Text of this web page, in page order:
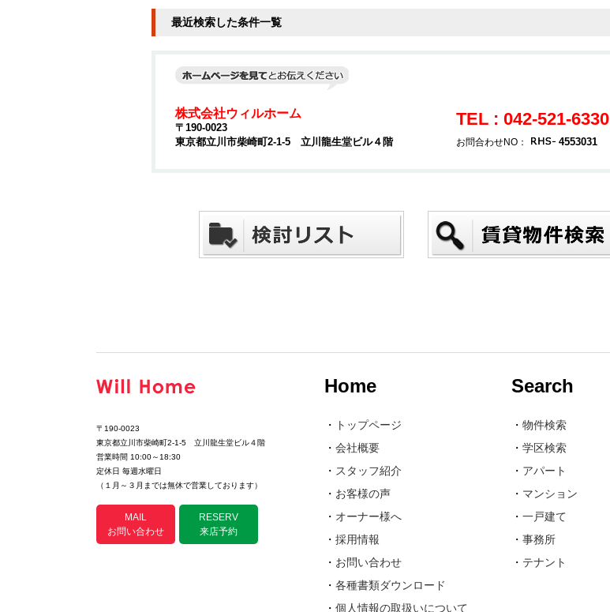
最近検索した条件一覧
株式会社ウィルホーム
〒190-0023
東京都立川市柴崎町2-1-5 立川龍生堂ビル４階
TEL : 042-521-6330
お問合わせNO： 4553031
〒190-0023
東京都立川市柴崎町2-1-5 立川龍生堂ビル４階
営業時間 10:00～18:30
定休日 毎週水曜日
（１月～３月までは無休で営業しております）
MAIL
お問い合わせ
RESERV
来店予約
Home
・
トップページ
・ 会社概要
・ スタッフ紹介
・ お客様の声
・ オーナー様へ
・ 採用情報
・ お問い合わせ
・ 各種書類ダウンロード
・ 個人情報の取扱いについて
Search
・ 物件検索
・ 学区検索
・ アパート
・ マンション
・ 一戸建て
・ 事務所
・ テナント